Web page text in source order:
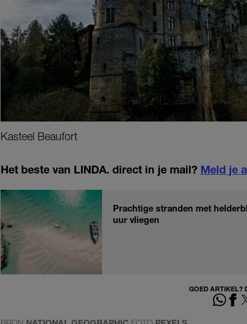
Kasteel Beaufort
Het beste van LINDA. direct in je mail? Meld je
Prachtige stranden met
uur vliegen
GOED ARTIKEL?